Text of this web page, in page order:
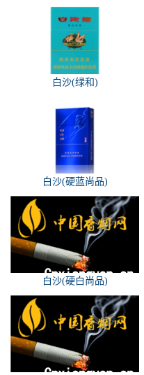
白沙(绿和)
白沙(硬蓝尚品)
白沙(硬白尚品)